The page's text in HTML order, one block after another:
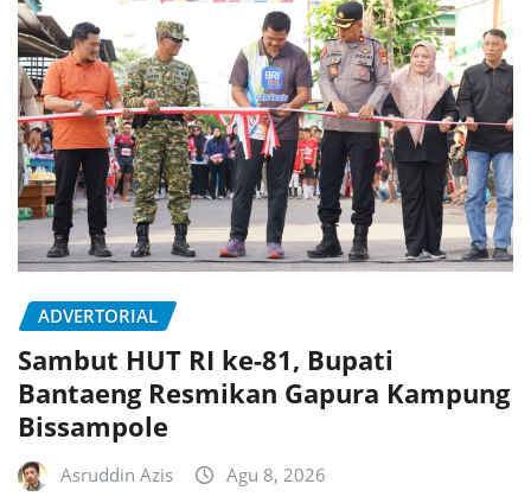
ADVERTORIAL
Sambut HUT RI ke-81, Bupati
Bantaeng Resmikan Gapura Kampung
Bissampole
Asruddin Azis Agu 8, 2026